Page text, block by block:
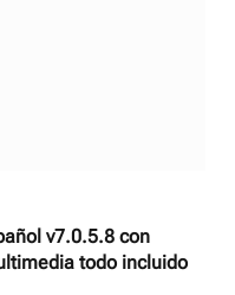
v7.0.5.8 con
todo incluido